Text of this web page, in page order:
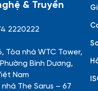
& Truyền
2220222
Tòa nhà WTC Tower,
Bình Dương,
Nam
The Sarus – 67